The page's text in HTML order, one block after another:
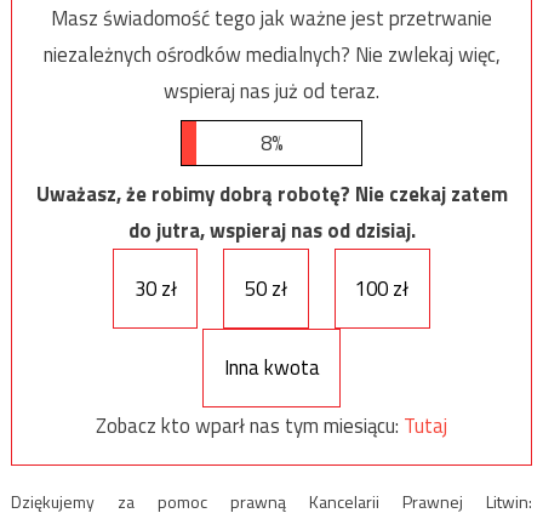
Masz świadomość tego jak ważne jest przetrwanie
niezależnych ośrodków medialnych? Nie zwlekaj więc,
wspieraj nas już od teraz.
8%
Uważasz, że robimy dobrą robotę? Nie czekaj zatem
do jutra, wspieraj nas od dzisiaj.
30 zł
50 zł 100 zł
Inna kwota
Zobacz kto wparł nas tym miesiącu: Tutaj
Dziękujemy za pomoc prawną Kancelarii Prawnej Litwin: